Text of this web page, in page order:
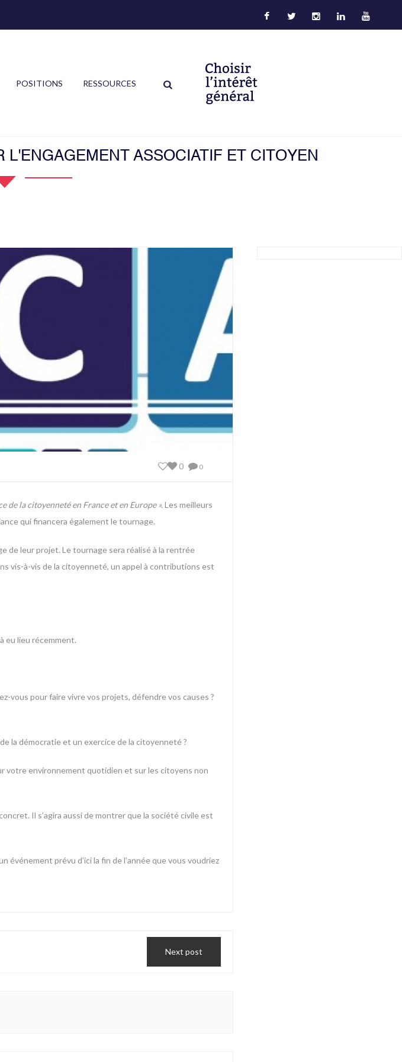
POSITIONS RESSOURCES
ASSOCIATIF ET CITOYEN
0
0
de la citoyenneté en France et en Europe ».Les meilleurs
qui financera également le tournage.
de leur projet. Le tournage sera réalisé à la rentrée
vis-à-vis de la citoyenneté, un appel à contributions est
eu lieu récemment.
vous pour faire vivre vos projets, défendre vos causes ?
la démocratie et un exercice de la citoyenneté ?
votre environnement quotidien et sur les citoyens non
Il s’agira aussi de montrer que la société civile est
événement prévu d’ici la fin de l’année que vous voudriez
Next post